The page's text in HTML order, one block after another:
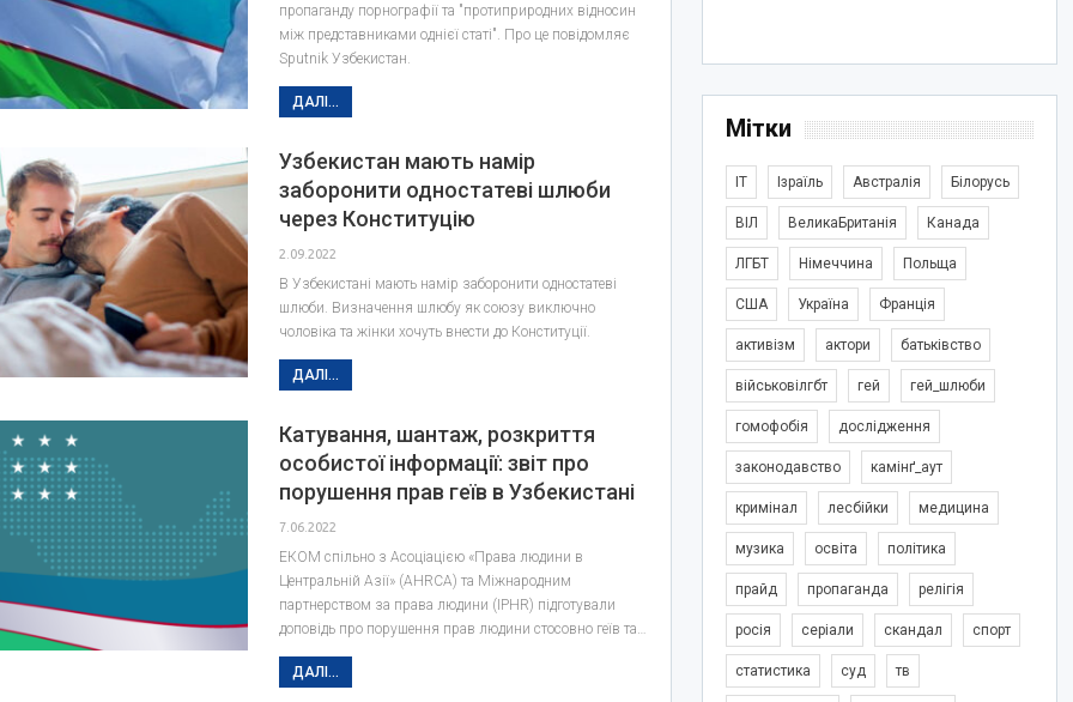
пропаганду порнографії та "протиприродних відносин
між представниками однієї статі". Про це повідомляє
Sputnik Узбекистан.
ДАЛІ...
Узбекистан мають намір
заборонити одностатеві шлюби
через Конституцію
2.09.2022
В Узбекистані мають намір заборонити одностатеві
шлюби. Визначення шлюбу як союзу виключно
чоловіка та жінки хочуть внести до Конституції.
ДАЛІ...
Катування, шантаж, розкриття
особистої інформації: звіт про
порушення прав геїв в Узбекистані
7.06.2022
ЕКОМ спільно з Асоціацією «Права людини в
Центральній Азії» (AHRCA) та Міжнародним
партнерством за права людини (IPHR) підготували
доповідь про порушення прав людини стосовно геїв та…
ДАЛІ...
Мітки
IT Ізраїль Австралія Білорусь
ВІЛ ВеликаБританія Канада
ЛГБТ Німеччина Польща
США Україна Франція
активізм актори батьківство
військовілгбт гей гей_шлюби
гомофобія дослідження
законодавство камінґ_аут
кримінал лесбійки медицина
музика освіта політика
прайд пропаганда релігія
росія серіали скандал спорт
статистика суд тв